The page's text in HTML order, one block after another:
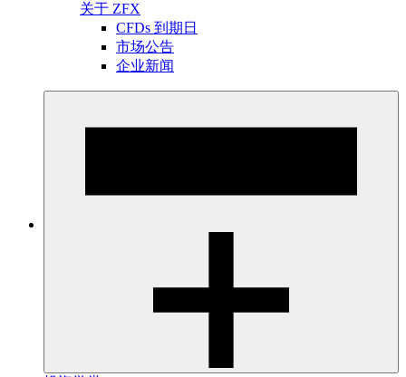
关于 ZFX
CFDs 到期日
市场公告
企业新闻